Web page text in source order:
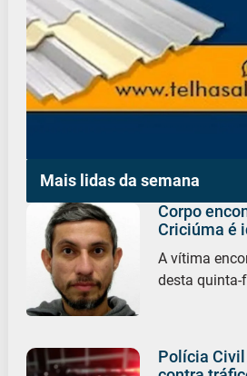
Mais lidas da semana
Corpo
Criciúma é
A vítima
desta quinta-
Polícia